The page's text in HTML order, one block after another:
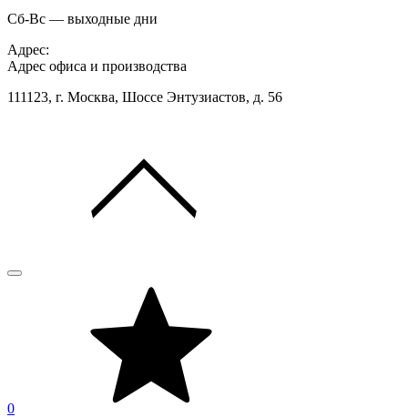
Сб-Вс — выходные дни
Адрес:
Адрес офиса и производства
111123, г. Москва, Шоссе Энтузиастов, д. 56
0